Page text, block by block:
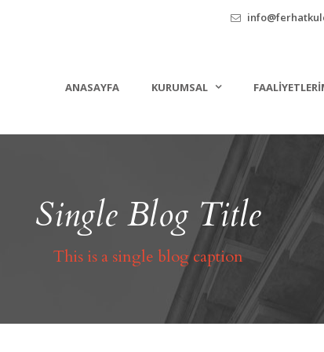
ANASAYFA KURUMSAL
Single Blog Title
This is a single blog caption